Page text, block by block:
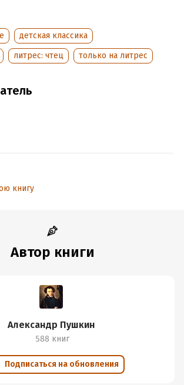
детская классика
литрес: чтец только на литрес
книгу
Автор книги
Александр Пушкин
588 книг
Подписаться на обновления